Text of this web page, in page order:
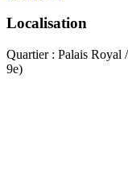
Localisation
Quartier : Palais Royal
9e)